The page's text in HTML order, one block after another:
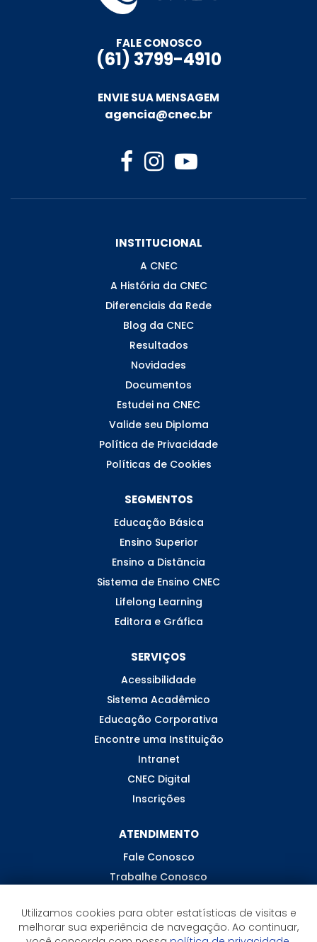
FALE CONOSCO
(61) 3799-4910
ENVIE SUA MENSAGEM
agencia@cnec.br
INSTITUCIONAL
A CNEC
A História da CNEC
Diferenciais da Rede
Blog da CNEC
Resultados
Novidades
Documentos
Estudei na CNEC
Valide seu Diploma
Política de Privacidade
Políticas de Cookies
SEGMENTOS
Educação Básica
Ensino Superior
Ensino a Distância
Sistema de Ensino CNEC
Lifelong Learning
Editora e Gráfica
SERVIÇOS
Acessibilidade
Sistema Acadêmico
Educação Corporativa
Encontre uma Instituição
Intranet
CNEC Digital
Inscrições
ATENDIMENTO
Fale Conosco
Trabalhe Conosco
Utilizamos cookies para obter estatísticas de visitas e
melhorar sua experiência de navegação. Ao continuar,